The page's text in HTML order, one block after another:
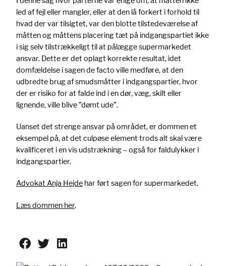
led af fejl eller mangler, eller at den lå forkert i forhold til
hvad der var tilsigtet, var den blotte tilstedeværelse af
måtten og måttens placering tæt på indgangspartiet ikke
i sig selv tilstrækkeligt til at pålægge supermarkedet
ansvar. Dette er det oplagt korrekte resultat, idet
domfældelse i sagen de facto ville medføre, at den
udbredte brug af smudsmåtter i indgangspartier, hvor
der er risiko for at falde ind i en dør, væg, skilt eller
lignende, ville blive ”dømt ude”.
Uanset det strenge ansvar på området, er dommen et
eksempel på, at det culpøse element trods alt skal være
kvalificeret i en vis udstrækning – også for faldulykker i
indgangspartier.
Advokat Anja Hejde har ført sagen for supermarkedet.
Læs dommen her.